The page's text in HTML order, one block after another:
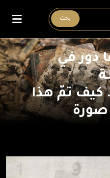
بحث
دور في
كيف تمّ هذا
صورة